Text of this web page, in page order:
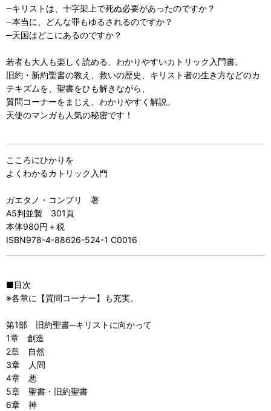
─キリストは、十字架上で死ぬ必要があったのですか？
─本当に、どんな罪もゆるされるのですか？
─天国はどこにあるのですか？
若者も大人も楽しく読める、わかりやすいカトリック入門書。
旧約・新約聖書の教え、救いの歴史、キリスト者の生き方などのカ
テキズムを、聖書をひも解きながら、
質問コーナーをまじえ、わかりやすく解説。
天使のマンガも人気の秘密です！
こころにひかりを
よくわかるカトリック入門
ガエタノ・コンプリ 著
A5判並製 301頁
本体980円＋税
ISBN978-4-88626-524-1 C0016
■目次
※各章に【質問コーナー】も充実。
第1部 旧約聖書─キリストに向かって
1章 創造
2章 自然
3章 人間
4章 悪
5章 聖書・旧約聖書
6章 神